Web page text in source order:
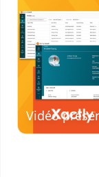
Visionner
la vidéo
Vidéo